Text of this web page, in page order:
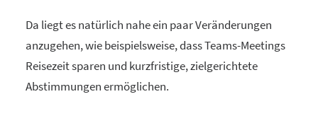
Da liegt es natürlich nahe ein paar Veränderungen
anzugehen, wie beispielsweise, dass Teams-Meetings
Reisezeit sparen und kurzfristige, zielgerichtete
Abstimmungen ermöglichen.